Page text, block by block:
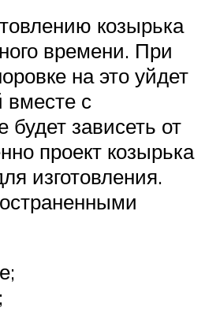
козырька
времени. При
на это уйдет
вместе с
будет зависеть от
проект козырька
изготовления.